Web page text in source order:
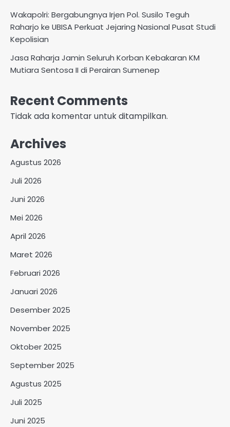
Wakapolri: Bergabungnya Irjen Pol. Susilo Teguh
Raharjo ke UBISA Perkuat Jejaring Nasional Pusat Studi
Kepolisian
Jasa Raharja Jamin Seluruh Korban Kebakaran KM
Mutiara Sentosa II di Perairan Sumenep
Recent Comments
Tidak ada komentar untuk ditampilkan.
Archives
Agustus 2026
Juli 2026
Juni 2026
Mei 2026
April 2026
Maret 2026
Februari 2026
Januari 2026
Desember 2025
November 2025
Oktober 2025
September 2025
Agustus 2025
Juli 2025
Juni 2025